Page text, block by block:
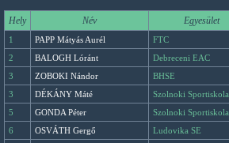
Hely Név Egyesület
1 PAPP Mátyás Aurél FTC
2
BALOGH Lóránt Debreceni EAC
3
ZOBOKI Nándor BHSE
3
DÉKÁNY Máté Szolnoki Sportiskola
5
GONDA Péter Szolnoki Sportiskola
6
OSVÁTH Gergő Ludovika SE